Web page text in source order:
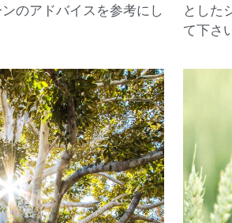
働きかけ、本来あるべき
は「あなたが輝き、切
のアドバイスを参考にし
ルーン
運命へ